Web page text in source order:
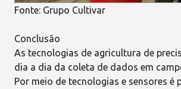
Fonte: Grupo Cultivar
Conclusão
As tecnologias de agricultura de
dia a dia da coleta de dados em
Por meio de tecnologias e sensores é